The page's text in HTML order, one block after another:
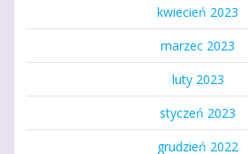
kwiecień 2023
marzec 2023
luty 2023
styczeń 2023
grudzień 2022